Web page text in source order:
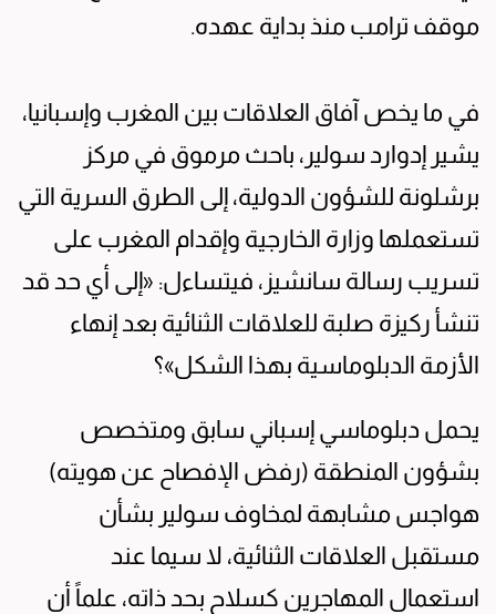
موقف ترامب منذ بداية عهده.
في ما يخص آفاق العلاقات بين المغرب وإسبانيا،
يشير إدوارد سولير، باحث مرموق في مركز
برشلونة للشؤون الدولية، إلى الطرق السرية التي
تستعملها وزارة الخارجية وإقدام المغرب على
تسريب رسالة سانشيز، فيتساءل: «إلى أي حد قد
تنشأ ركيزة صلبة للعلاقات الثنائية بعد إنهاء
الأزمة الدبلوماسية بهذا الشكل»؟
يحمل دبلوماسي إسباني سابق ومتخصص
بشؤون المنطقة (رفض الإفصاح عن هويته)
هواجس مشابهة لمخاوف سولير بشأن
مستقبل العلاقات الثنائية، لا سيما عند
استعمال المهاجرين كسلاح بحد ذاته، علماً أن